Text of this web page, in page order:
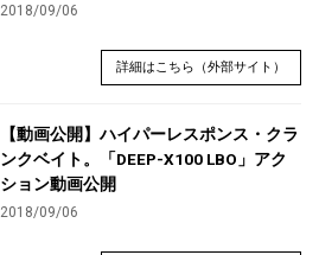
2018/09/06
詳細はこちら（外部サイト）
【動画公開】ハイパーレスポンス・クラ
ンクベイト。「DEEP-X100 LBO」アク
ション動画公開
2018/09/06